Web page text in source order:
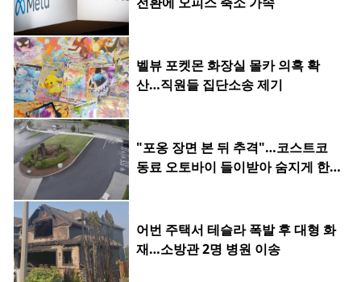
벨뷰 포켓몬 화장실 몰카 의혹 확
산…직원들 집단소송 제기
"포옹 장면 본 뒤 추격"…코스트코
동료 오토바이 들이받아 숨지게 한 2
어번 주택서 테슬라 폭발 후 대형 화
재…소방관 2명 병원 이송